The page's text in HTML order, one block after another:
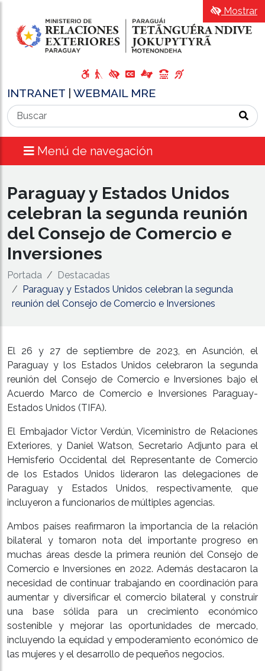
INTRANET WEBMAIL MRE
Menú de navegación
Mostrar
​Paraguay y Estados Unidos
celebran la segunda reunión
del Consejo de Comercio e
Inversiones
Portada
Destacadas
​Paraguay y Estados Unidos celebran la segunda
reunión del Consejo de Comercio e Inversiones
El 26 y 27 de septiembre de 2023, en Asunción, el
Paraguay y los Estados Unidos celebraron la segunda
reunión del Consejo de Comercio e Inversiones bajo el
Acuerdo Marco de Comercio e Inversiones Paraguay-
Estados Unidos (TIFA).
El Embajador Víctor Verdún, Viceministro de Relaciones
Exteriores, y Daniel Watson, Secretario Adjunto para el
Hemisferio Occidental del Representante de Comercio
de los Estados Unidos lideraron las delegaciones de
Paraguay y Estados Unidos, respectivamente, que
incluyeron a funcionarios de múltiples agencias.
Ambos países reafirmaron la importancia de la relación
bilateral y tomaron nota del importante progreso en
muchas áreas desde la primera reunión del Consejo de
Comercio e Inversiones en 2022. Además destacaron la
necesidad de continuar trabajando en coordinación para
aumentar y diversificar el comercio bilateral y construir
una base sólida para un crecimiento económico
sostenible y mejorar las oportunidades de mercado,
incluyendo la equidad y empoderamiento económico de
las mujeres y el desarrollo de pequeños negocios.